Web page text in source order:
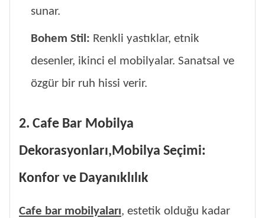
sunar.
Bohem Stil: Renkli yastıklar, etnik
desenler, ikinci el mobilyalar. Sanatsal ve
özgür bir ruh hissi verir.
2. Cafe Bar Mobilya
Dekorasyonları,Mobilya Seçimi:
Konfor ve Dayanıklılık
Cafe bar mobilyaları, estetik olduğu kadar